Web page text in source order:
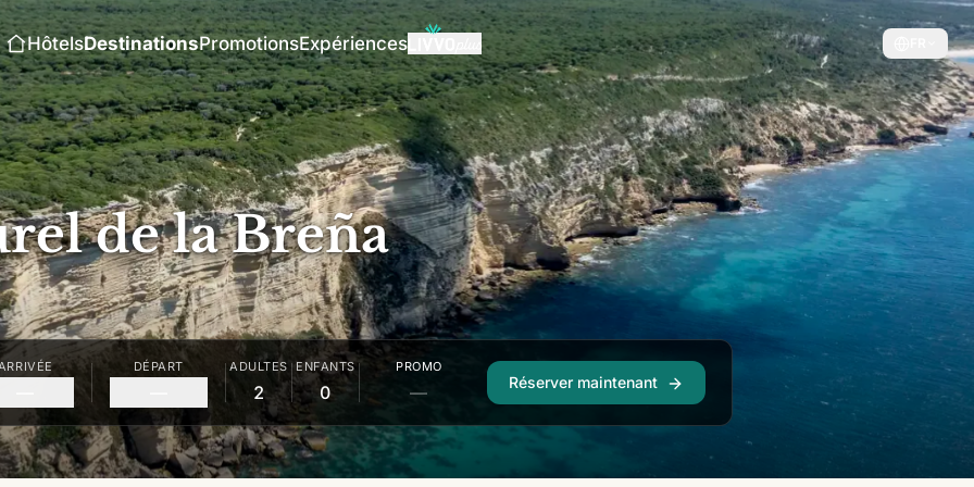
HôtelsDestinationsPromotionsExpériences
de la Breña
DÉPART ADULTES
2
ENFANTS
0
PROMO
Réserver maintenant